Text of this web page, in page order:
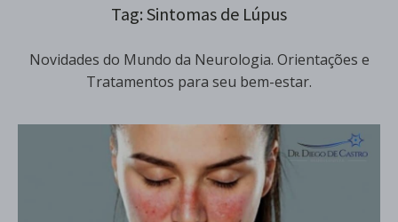
Tag: Sintomas de Lúpus
Novidades do Mundo da Neurologia. Orientações e
Tratamentos para seu bem-estar.